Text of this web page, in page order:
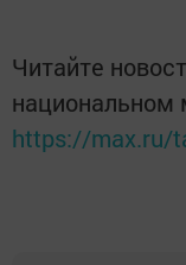
Читайте
https://max.ru/